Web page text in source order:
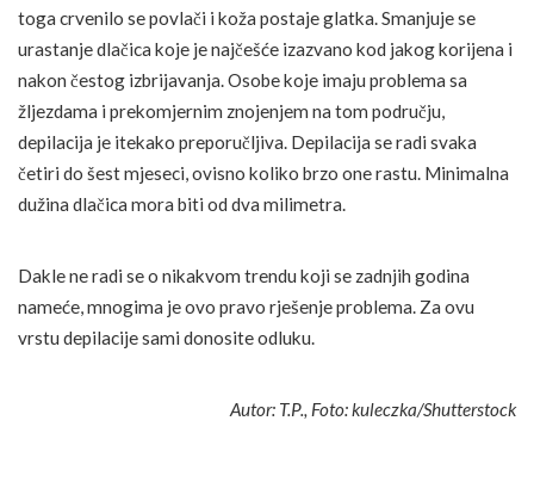
toga crvenilo se povlači i koža postaje glatka. Smanjuje se
urastanje dlačica koje je najčešće izazvano kod jakog korijena i
nakon čestog izbrijavanja. Osobe koje imaju problema sa
žljezdama i prekomjernim znojenjem na tom području,
depilacija je itekako preporučljiva. Depilacija se radi svaka
četiri do šest mjeseci, ovisno koliko brzo one rastu. Minimalna
dužina dlačica mora biti od dva milimetra.
Dakle ne radi se o nikakvom trendu koji se zadnjih godina
nameće, mnogima je ovo pravo rješenje problema. Za ovu
vrstu depilacije sami donosite odluku.
Autor: T.P., Foto: kuleczka/Shutterstock